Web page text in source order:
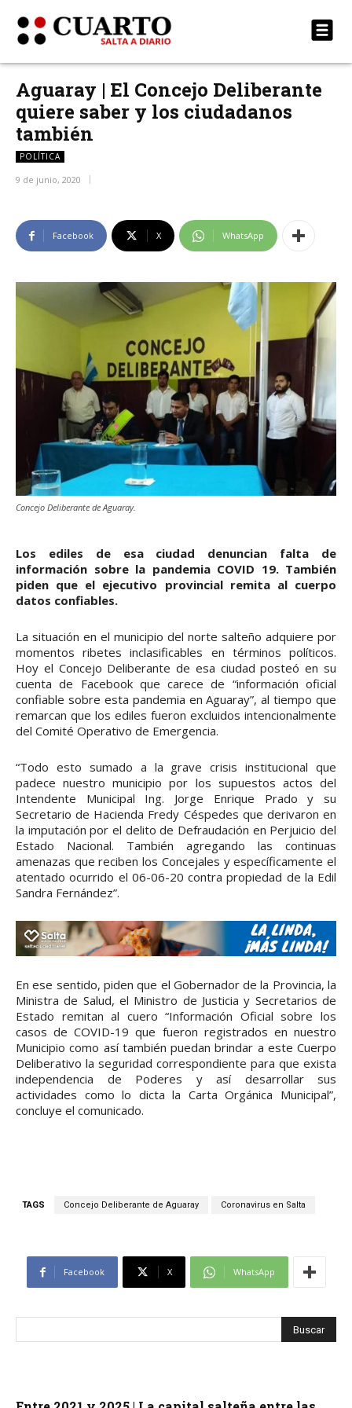
Aguaray | El Concejo Deliberante
quiere saber y los ciudadanos
también
POLÍTICA
9 de junio, 2020
Facebook X WhatsApp
Concejo Deliberante de Aguaray.
Los ediles de esa ciudad denuncian falta de
información sobre la pandemia COVID 19. También
piden que el ejecutivo provincial remita al cuerpo
datos confiables.
La situación en el municipio del norte salteño adquiere por
momentos ribetes inclasificables en términos políticos.
Hoy el Concejo Deliberante de esa ciudad posteó en su
cuenta de Facebook que carece de “información oficial
confiable sobre esta pandemia en Aguaray”, al tiempo que
remarcan que los ediles fueron excluidos intencionalmente
del Comité Operativo de Emergencia.
“Todo esto sumado a la grave crisis institucional que
padece nuestro municipio por los supuestos actos del
Intendente Municipal Ing. Jorge Enrique Prado y su
Secretario de Hacienda Fredy Céspedes que derivaron en
la imputación por el delito de Defraudación en Perjuicio del
Estado Nacional. También agregando las continuas
amenazas que reciben los Concejales y específicamente el
atentado ocurrido el 06-06-20 contra propiedad de la Edil
Sandra Fernández”.
En ese sentido, piden que el Gobernador de la Provincia, la
Ministra de Salud, el Ministro de Justicia y Secretarios de
Estado remitan al cuero “Información Oficial sobre los
casos de COVID-19 que fueron registrados en nuestro
Municipio como así también puedan brindar a este Cuerpo
Deliberativo la seguridad correspondiente para que exista
independencia de Poderes y así desarrollar sus
actividades como lo dicta la Carta Orgánica Municipal”,
concluye el comunicado.
TAGS Concejo Deliberante de Aguaray Coronavirus en Salta
Facebook X WhatsApp